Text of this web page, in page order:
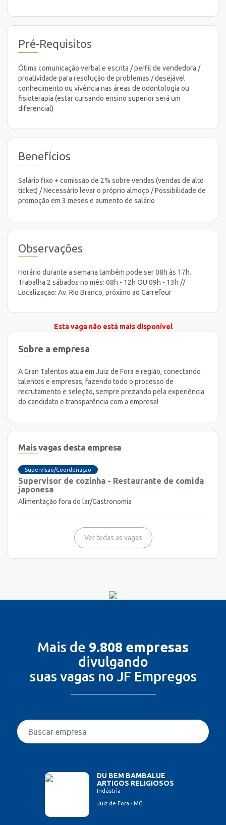
Pré-Requisitos
Ótima comunicação verbal e escrita / perfil de vendedora /
proatividade para resolução de problemas / desejável
conhecimento ou vivência nas áreas de odontologia ou
fisioterapia (estar cursando ensino superior será um
diferencial)
Benefícios
Salário fixo + comissão de 2% sobre vendas (vendas de alto
ticket) / Necessário levar o próprio almoço / Possibilidade de
promoção em 3 meses e aumento de salário
Observações
Horário durante a semana também pode ser 08h às 17h.
Trabalha 2 sábados no mês: 08h - 12h OU 09h - 13h //
Localização: Av. Rio Branco, próximo ao Carrefour
Esta vaga não está mais disponível
Sobre a empresa
A Gran Talentos atua em Juiz de Fora e região, conectando
talentos e empresas, fazendo todo o processo de
recrutamento e seleção, sempre prezando pela experiência
do candidato e transparência com a empresa!
Mais vagas desta empresa
Supervisão/Coordenação
Supervisor de cozinha - Restaurante de comida
japonesa
Alimentação fora do lar/Gastronomia
Ver todas as vagas
Mais de 9.808 empresas
divulgando
suas vagas no JF Empregos
DU BEM BAMBALUE
ARTIGOS RELIGIOSOS
Indústria
Juiz de Fora - MG